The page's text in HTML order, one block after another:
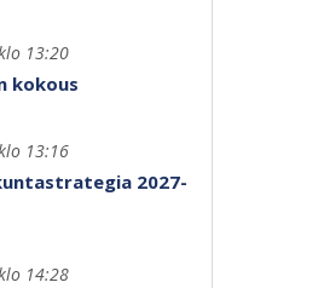
13:20
kokous
13:16
2027-
14:28